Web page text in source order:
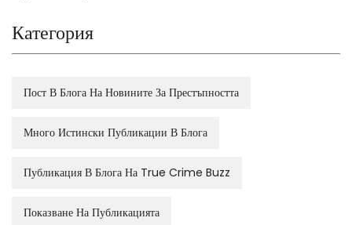
Категория
Пост В Блога На Новините За Престъпността
Много Истински Публикации В Блога
Публикация В Блога На True Crime Buzz
Показване На Публикацията